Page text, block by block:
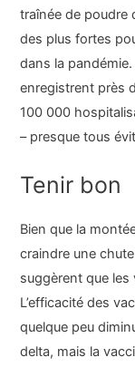
traînée de poudre
des plus fortes
dans la
enregistrent près
100 000
– presque tous
Tenir bon
Bien que la
craindre une
suggèrent que
L’efficacité des
quelque peu
delta, mais la